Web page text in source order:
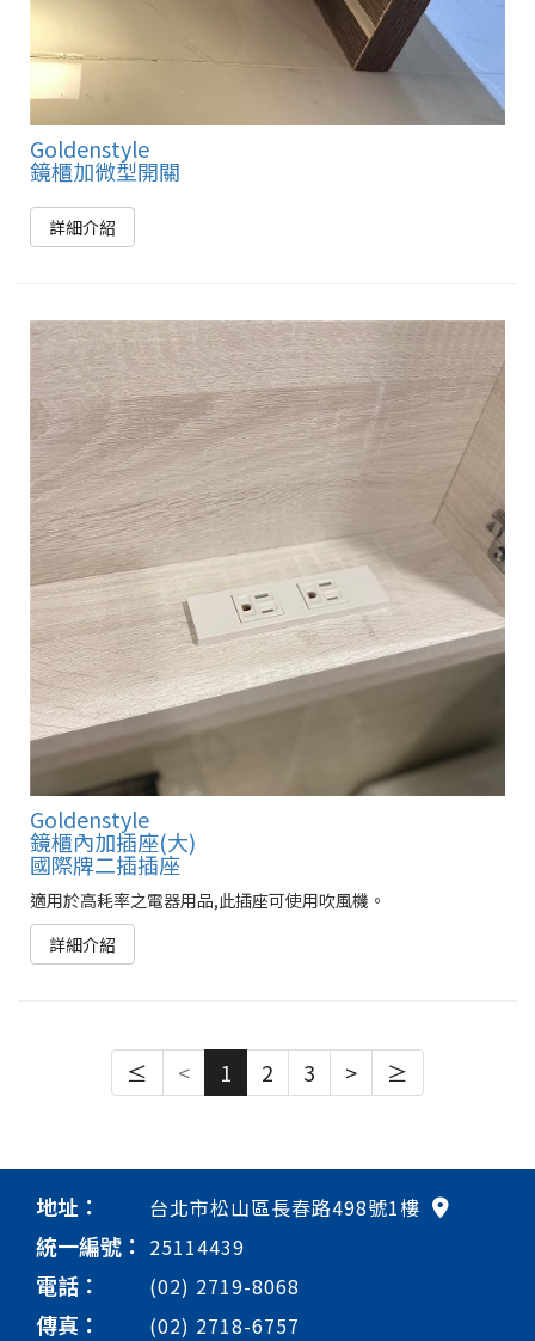
Goldenstyle
鏡櫃加微型開關
詳細介紹
Goldenstyle
鏡櫃內加插座(大)
國際牌二插插座
適用於高耗率之電器用品,此插座可使用吹風機。
詳細介紹
≤ < 1 2 3 > ≥
地址： 台北市松山區長春路498號1樓
統一編號： 25114439
電話： (02) 2719-8068
傳真： (02) 2718-6757